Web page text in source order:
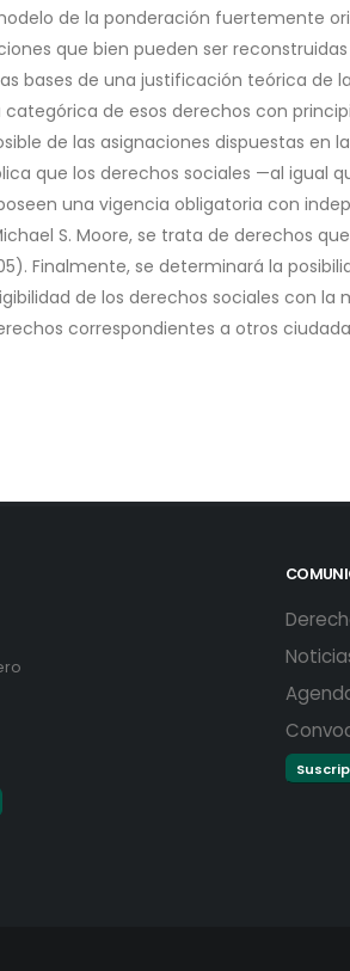
de la ponderación fuertemente
que bien pueden ser reconstruidas
bases de una justificación teórica de
de esos derechos con
de las asignaciones dispuestas en
que los derechos sociales —al igual
una vigencia obligatoria con
S. Moore, se trata de derechos
Finalmente, se determinará la
de los derechos sociales con
correspondientes a otros